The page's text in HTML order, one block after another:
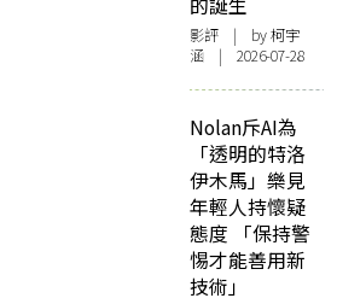
的誕生
影評 | by 柯宇
涵 | 2026-07-28
Nolan斥AI為
「透明的特洛
伊木馬」樂見
年輕人持懷疑
態度 「保持警
惕才能善用新
技術」